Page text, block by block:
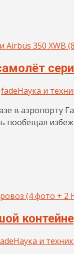
fadeНаука и
в аэропорту
пообещал
Наука и